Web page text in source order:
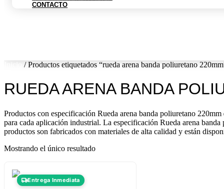
CONTACTO
/ Productos etiquetados “rueda arena banda poliuretano
RUEDA ARENA BANDA
Productos con especificación Rueda arena banda poliuretano
para cada aplicación industrial. La especificación Rueda arena
productos son fabricados con materiales de alta calidad y están
Mostrando el único resultado
Entrega Inmediata
Este
producto